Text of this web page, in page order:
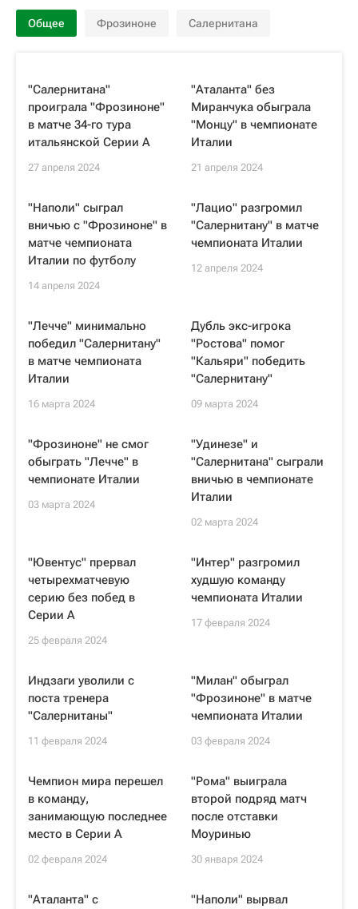
Общее Фрозиноне Салернитана
"Салернитана"
проиграла "Фрозиноне"
в матче 34‑го тура
итальянской Серии А
27 апреля 2024
"Аталанта" без
Миранчука обыграла
"Монцу" в чемпионате
Италии
21 апреля 2024
"Наполи" сыграл
вничью с "Фрозиноне" в
матче чемпионата
Италии по футболу
14 апреля 2024
"Лацио" разгромил
"Салернитану" в матче
чемпионата Италии
12 апреля 2024
"Лечче" минимально
победил "Салернитану"
в матче чемпионата
Италии
16 марта 2024
Дубль экс-игрока
"Ростова" помог
"Кальяри" победить
"Салернитану"
09 марта 2024
"Фрозиноне" не смог
обыграть "Лечче" в
чемпионате Италии
03 марта 2024
"Удинезе" и
"Салернитана" сыграли
вничью в чемпионате
Италии
02 марта 2024
"Ювентус" прервал
четырехматчевую
серию без побед в
Серии А
25 февраля 2024
"Интер" разгромил
худшую команду
чемпионата Италии
17 февраля 2024
Индзаги уволили с
поста тренера
"Салернитаны"
11 февраля 2024
"Милан" обыграл
"Фрозиноне" в матче
чемпионата Италии
03 февраля 2024
Чемпион мира перешел
в команду,
занимающую последнее
место в Серии А
02 февраля 2024
"Рома" выиграла
второй подряд матч
после отставки
Моуринью
30 января 2024
"Аталанта" с
"Наполи" вырвал